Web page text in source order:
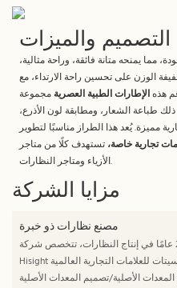
التصميم والميزات
مما يمنحه متانة فائقة، وراحة مثالية،
الوزن على تحسين راحة الارتداء، مع
هذهالإطارات الطبية العصرية مجموعة
طباعة الشعار، ومطابقة لون الأذرع،
مميزة. يُعد هذا الطراز مناسبًا لتطوير
تجارية خاصة، تستهدف كلًا من متاجر
الأزياء ومتاجر النظارات.
مزايا الشركة
مصنع نظارات ذو خبرة
بفضل خبرتها التي تمتد لما يقرب من 20 عامًا في إنتاج النظارات، تتخصص شركة
Hisight في تطوير إطارات بصرية عصرية من الأسيتات للعلامات التجارية العالمية